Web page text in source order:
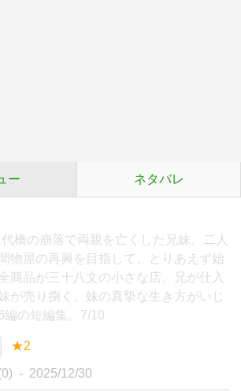
ー ネタバレ
橋の崩落で両親を亡くした兄妹。二人
物屋の再興を目指して、とりあえず始
商品が三十八文の小さな店。兄が仕入
が売り捌く。妹の真摯な生き方がいじ
編の短編集。7/10
★2
2025/12/30